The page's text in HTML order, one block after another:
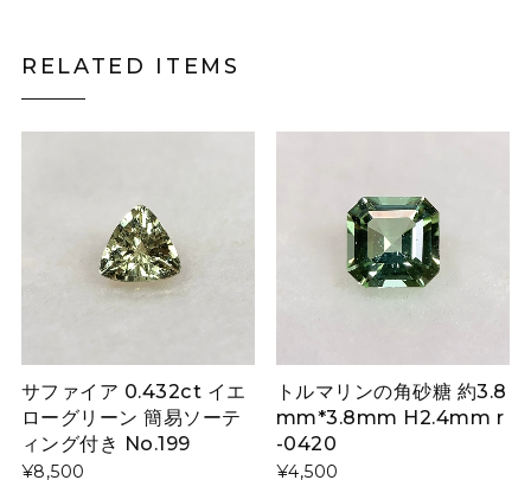
RELATED ITEMS
サファイア 0.432ct イエ
ローグリーン 簡易ソーテ
ィング付き No.199
¥8,500
トルマリンの角砂糖 約3.8
mm*3.8mm H2.4mm r
-0420
¥4,500